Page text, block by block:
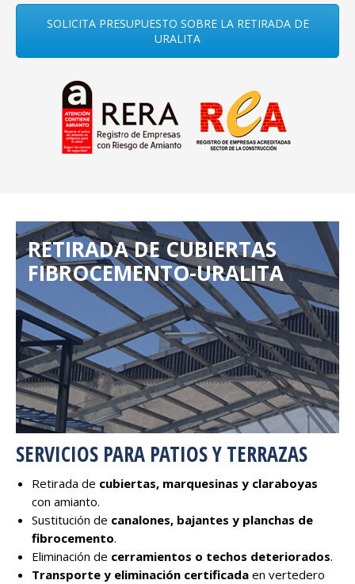
SOLICITA PRESUPUESTO SOBRE LA RETIRADA DE
URALITA
RETIRADA DE CUBIERTAS
FIBROCEMENTO-URALITA
SERVICIOS PARA PATIOS Y TERRAZAS
Retirada de cubiertas, marquesinas y claraboyas
con amianto.
Sustitución de canalones, bajantes y planchas de
fibrocemento.
Eliminación de cerramientos o techos deteriorados.
Transporte y eliminación certificada en vertedero